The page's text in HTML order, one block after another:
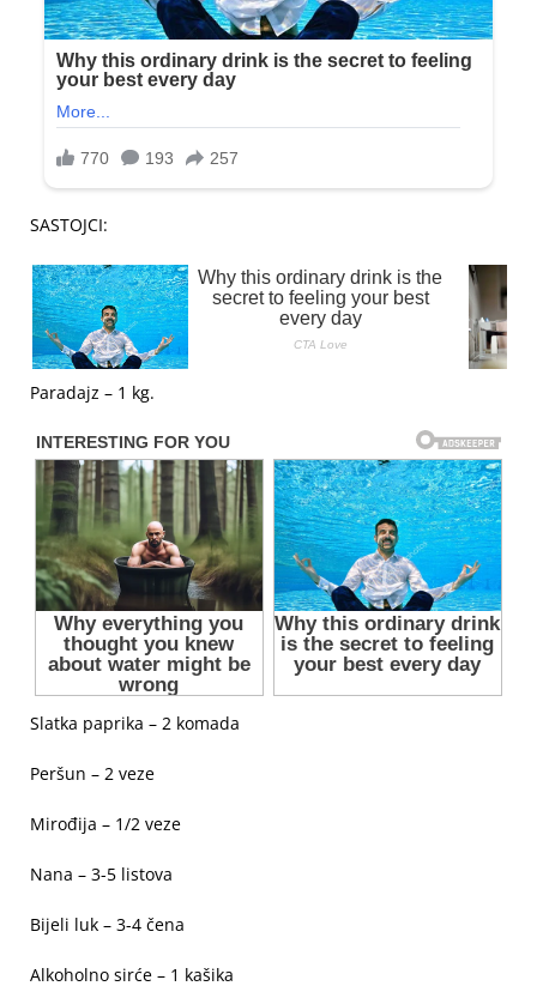
SASTOJCI:
Paradajz – 1 kg.
Slatka paprika – 2 komada
Peršun – 2 veze
Mirođija – 1/2 veze
Nana – 3-5 listova
Bijeli luk – 3-4 čena
Alkoholno sirće – 1 kašika